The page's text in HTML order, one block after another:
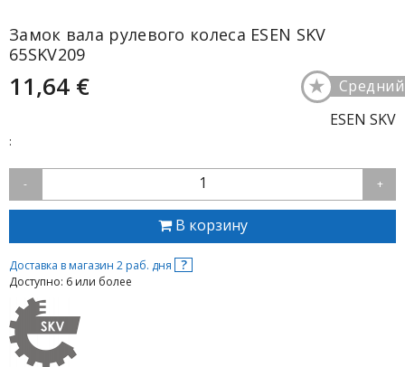
Замок вала рулевого колеса ESEN SKV
65SKV209
11,64 € Средний
★
ESEN SKV
:
- 1 +
В корзину
Доставка в магазин 2 раб. дня ?
Доступно: 6 или более